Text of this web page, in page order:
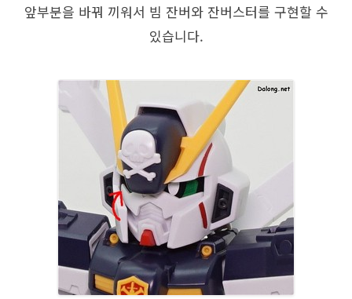
앞부분을 바꿔 끼워서 빔 잔버와 잔버스터를 구현할 수
있습니다.